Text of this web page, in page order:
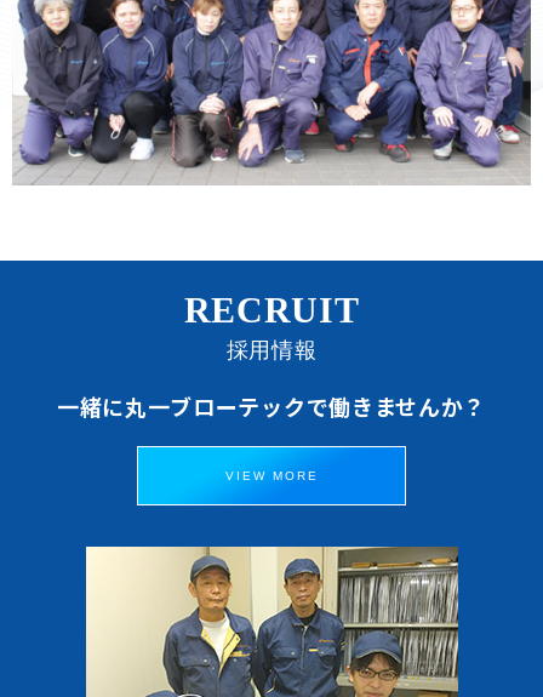
RECRUIT
採用情報
一緒に丸一ブローテックで働きませんか？
VIEW MORE